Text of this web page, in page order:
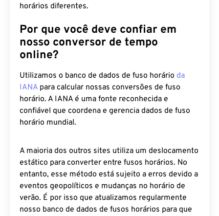
horários diferentes.
Por que você deve confiar em
nosso conversor de tempo
online?
Utilizamos o banco de dados de fuso horário da
IANA para calcular nossas conversões de fuso
horário. A IANA é uma fonte reconhecida e
confiável que coordena e gerencia dados de fuso
horário mundial.
A maioria dos outros sites utiliza um deslocamento
estático para converter entre fusos horários. No
entanto, esse método está sujeito a erros devido a
eventos geopolíticos e mudanças no horário de
verão. É por isso que atualizamos regularmente
nosso banco de dados de fusos horários para que